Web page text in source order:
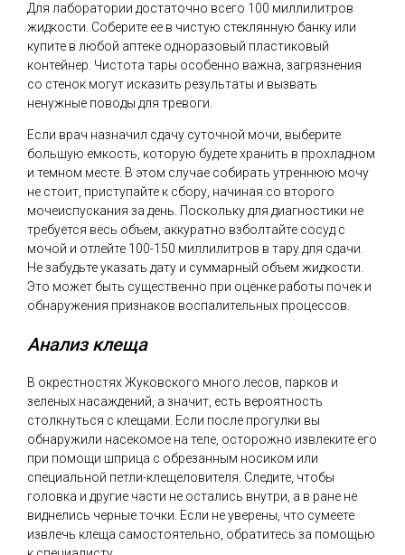
Для лаборатории достаточно всего 100 миллилитров
жидкости. Соберите ее в чистую стеклянную банку или
купите в любой аптеке одноразовый пластиковый
контейнер. Чистота тары особенно важна, загрязнения
со стенок могут исказить результаты и вызвать
ненужные поводы для тревоги.
Если врач назначил сдачу суточной мочи, выберите
большую емкость, которую будете хранить в прохладном
и темном месте. В этом случае собирать утреннюю мочу
не стоит, приступайте к сбору, начиная со второго
мочеиспускания за день. Поскольку для диагностики не
требуется весь объем, аккуратно взболтайте сосуд с
мочой и отлейте 100-150 миллилитров в тару для сдачи.
Не забудьте указать дату и суммарный объем жидкости.
Это может быть существенно при оценке работы почек и
обнаружения признаков воспалительных процессов.
Анализ клеща
В окрестностях Жуковского много лесов, парков и
зеленых насаждений, а значит, есть вероятность
столкнуться с клещами. Если после прогулки вы
обнаружили насекомое на теле, осторожно извлеките его
при помощи шприца с обрезанным носиком или
специальной петли-клещеловителя. Следите, чтобы
головка и другие части не остались внутри, а в ране не
виднелись черные точки. Если не уверены, что сумеете
извлечь клеща самостоятельно, обратитесь за помощью